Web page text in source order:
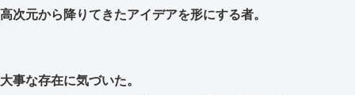
高次元から降りてきたアイデアを形にする者。
大事な存在に気づいた。